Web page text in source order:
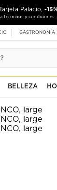
Palacio, -
términos y condiciones
GASTRONOMÍA
BELLEZA